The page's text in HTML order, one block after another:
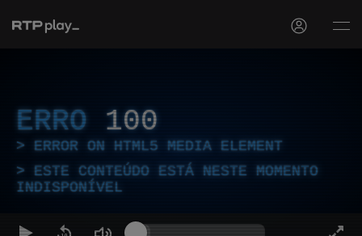
ERRO 100
ERROR ON HTML5 MEDIA ELEMENT
ESTE CONTEÚDO ESTÁ NESTE MOMENTO
INDISPONÍVEL